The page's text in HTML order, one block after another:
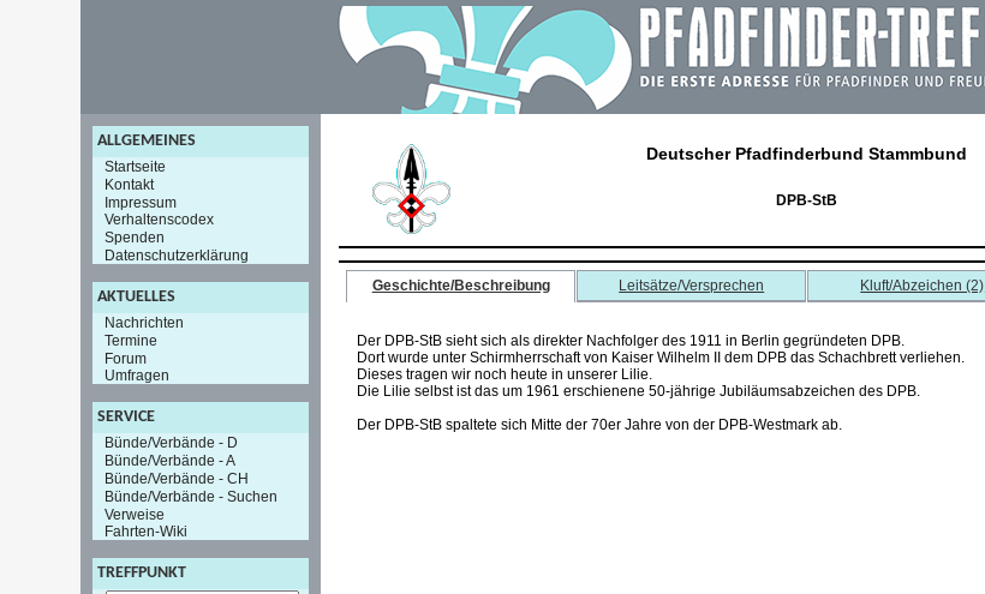
ALLGEMEINES
Startseite
Kontakt
Impressum
Verhaltenscodex
Spenden
Datenschutzerklärung
AKTUELLES
Nachrichten
Termine
Forum
Umfragen
SERVICE
Bünde/Verbände - D
Bünde/Verbände - A
Bünde/Verbände - CH
Bünde/Verbände - Suchen
Verweise
Fahrten-Wiki
TREFFPUNKT
Deutscher Pfadfinderbund Stammbund
DPB-StB
Geschichte/Beschreibung Leitsätze/Versprechen Kluft/Abzeichen (2)
Der DPB-StB sieht sich als direkter Nachfolger des 1911 in Berlin gegründeten DPB.
Dort wurde unter Schirmherrschaft von Kaiser Wilhelm II dem DPB das Schachbrett verliehen.
Dieses tragen wir noch heute in unserer Lilie.
Die Lilie selbst ist das um 1961 erschienene 50-jährige Jubiläumsabzeichen des DPB.
Der DPB-StB spaltete sich Mitte der 70er Jahre von der DPB-Westmark ab.